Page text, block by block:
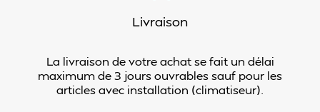
Livraison
La livraison de votre achat se fait un délai
maximum de 3 jours ouvrables sauf pour les
articles avec installation (climatiseur).